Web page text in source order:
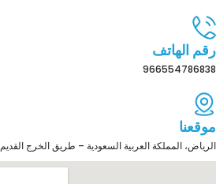
رقم الهاتف
966554786838
موقعنا
الرياض، المملكة العربية السعودية – طريق الخرج القديم